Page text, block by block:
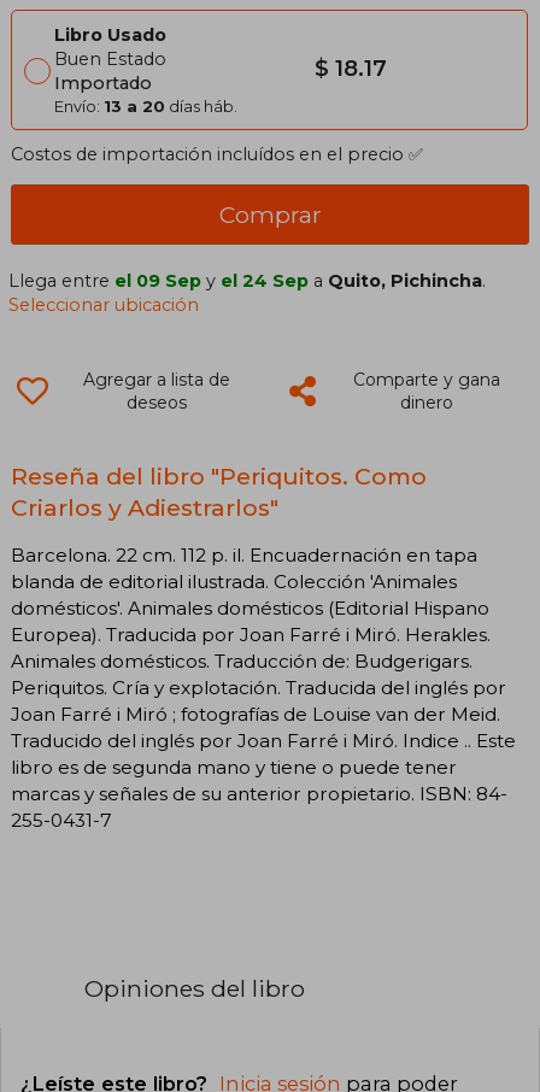
Libro Usado
Buen Estado
Importado
Envío: 13 a 20 días háb.
$ 18.17
Costos de importación incluídos en el precio ✅
Comprar
Llega entre el 09 Sep y el 24 Sep a Quito, Pichincha.
Seleccionar ubicación
Agregar a lista de
deseos
Comparte y gana
dinero
Reseña del libro "Periquitos. Como
Criarlos y Adiestrarlos"
Barcelona. 22 cm. 112 p. il. Encuadernación en tapa
blanda de editorial ilustrada. Colección 'Animales
domésticos'. Animales domésticos (Editorial Hispano
Europea). Traducida por Joan Farré i Miró. Herakles.
Animales domésticos. Traducción de: Budgerigars.
Periquitos. Cría y explotación. Traducida del inglés por
Joan Farré i Miró ; fotografías de Louise van der Meid.
Traducido del inglés por Joan Farré i Miró. Indice .. Este
libro es de segunda mano y tiene o puede tener
marcas y señales de su anterior propietario. ISBN: 84-
255-0431-7
Opiniones del libro
¿Leíste este libro? Inicia sesión para poder